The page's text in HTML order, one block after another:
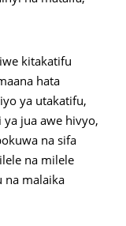
kitakatifu
hata
ya utakatifu,
jua awe hivyo,
na sifa
na milele
na malaika